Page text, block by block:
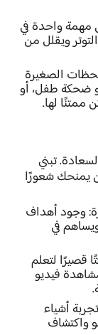
مهمة واحدة في
ويقلل من
الصغيرة
ضحكة طفل، أو
لها.
تبني
يمنحك شعورًا
وجود أهداف
في
لتعلم
فيديو
تجربة أشياء
واكتشاف